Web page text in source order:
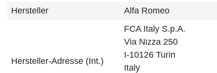
Hersteller Alfa Romeo
Hersteller-Adresse (Int.)
FCA Italy S.p.A.
Via Nizza 250
I-10126 Turin
Italy